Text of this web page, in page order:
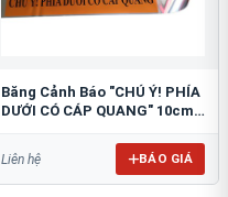
Băng Cảnh Báo "CHÚ Ý! PHÍA
DƯỚI CÓ CÁP QUANG" 10cm:
Liên hệ BÁO GIÁ